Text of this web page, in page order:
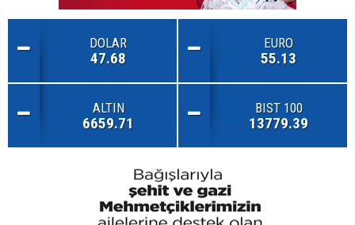
DOLAR
47.68
EURO
55.13
ALTIN
6659.71
BIST 100
13779.39